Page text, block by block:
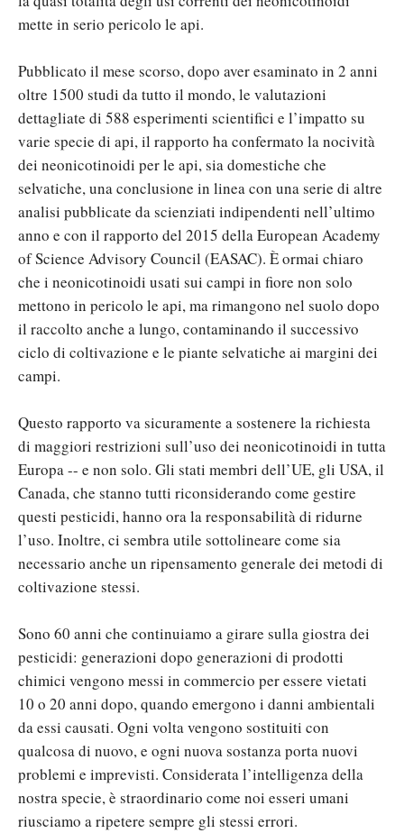
mette in serio pericolo le api.
Pubblicato il mese scorso, dopo aver esaminato in 2 anni
oltre 1500 studi da tutto il mondo, le valutazioni
dettagliate di 588 esperimenti scientifici e l’impatto su
varie specie di api, il rapporto ha confermato la nocività
dei neonicotinoidi per le api, sia domestiche che
selvatiche, una conclusione in linea con una serie di altre
analisi pubblicate da scienziati indipendenti nell’ultimo
anno e con il rapporto del 2015 della European Academy
of Science Advisory Council (EASAC). È ormai chiaro
che i neonicotinoidi usati sui campi in fiore non solo
mettono in pericolo le api, ma rimangono nel suolo dopo
il raccolto anche a lungo, contaminando il successivo
ciclo di coltivazione e le piante selvatiche ai margini dei
campi.
Questo rapporto va sicuramente a sostenere la richiesta
di maggiori restrizioni sull’uso dei neonicotinoidi in tutta
Europa -- e non solo. Gli stati membri dell’UE, gli USA, il
Canada, che stanno tutti riconsiderando come gestire
questi pesticidi, hanno ora la responsabilità di ridurne
l’uso. Inoltre, ci sembra utile sottolineare come sia
necessario anche un ripensamento generale dei metodi di
coltivazione stessi.
Sono 60 anni che continuiamo a girare sulla giostra dei
pesticidi: generazioni dopo generazioni di prodotti
chimici vengono messi in commercio per essere vietati
10 o 20 anni dopo, quando emergono i danni ambientali
da essi causati. Ogni volta vengono sostituiti con
qualcosa di nuovo, e ogni nuova sostanza porta nuovi
problemi e imprevisti. Considerata l’intelligenza della
nostra specie, è straordinario come noi esseri umani
riusciamo a ripetere sempre gli stessi errori.